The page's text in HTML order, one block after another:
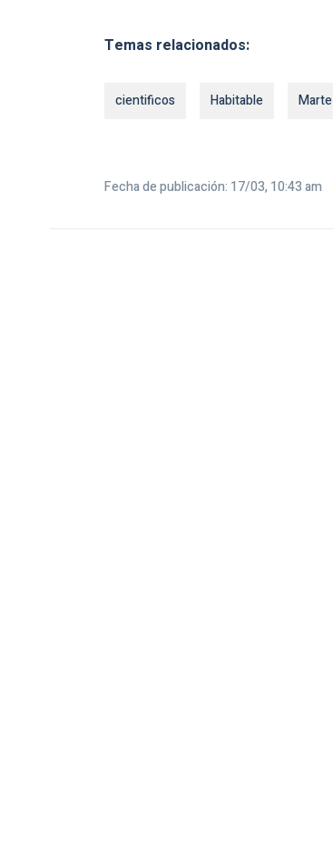
Temas relacionados:
cientificos Habitable Marte
Fecha de publicación: 17/03, 10:43 am